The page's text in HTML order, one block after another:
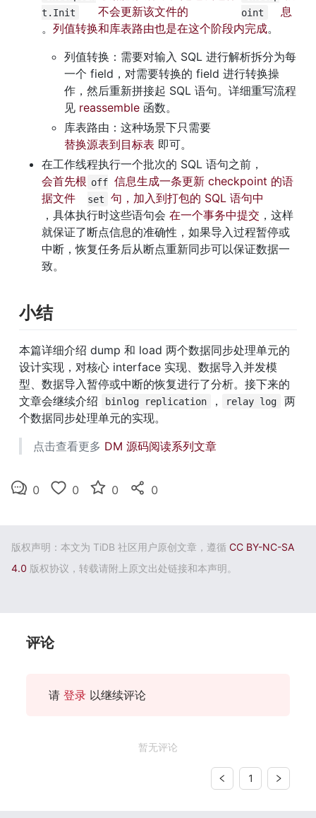
t.Init
不会更新该文件的
oint
息
。 列值转换和库表路由也是在这个阶段内完成。
列值转换：需要对输入 SQL 进行解析拆分为每
一个 field，对需要转换的 field 进行转换操
作，然后重新拼接起 SQL 语句。详细重写流程
见 reassemble 函数。
库表路由：这种场景下只需要
替换源表到目标表 即可。
在工作线程执行一个批次的 SQL 语句之前，
会首先根
据文件
off
set
句，加入到打包的 SQL 语句中
，具体执行时这些语句会 在一个事务中提交 ，这样
就保证了断点信息的准确性，如果导入过程暂停或
中断，恢复任务后从断点重新同步可以保证数据一
致。
小结
本篇详细介绍 dump 和 load 两个数据同步处理单元的
设计实现，对核心 interface 实现、数据导入并发模
型、数据导入暂停或中断的恢复进行了分析。接下来的
文章会继续介绍
binlog replication ， relay log
两
个数据同步处理单元的实现。
点击查看更多 DM 源码阅读系列文章
0 0 0 0
版权声明：本文为 TiDB 社区用户原创文章，遵循 CC BY-NC-SA
4.0 版权协议，转载请附上原文出处链接和本声明。
评论
请 登录 以继续评论
暂无评论
1